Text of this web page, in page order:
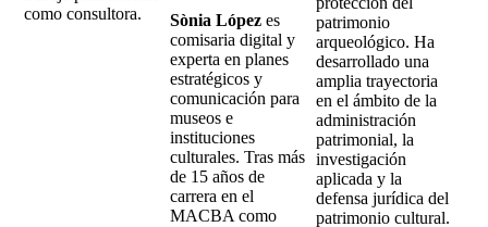
como consultora.
Sònia López es
comisaria digital y
experta en planes
estratégicos y
comunicación para
museos e
instituciones
culturales. Tras más
de 15 años de
carrera en el
MACBA como
patrimonio
arqueológico. Ha
desarrollado una
amplia trayectoria
en el ámbito de la
administración
patrimonial, la
investigación
aplicada y la
defensa jurídica del
patrimonio cultural.